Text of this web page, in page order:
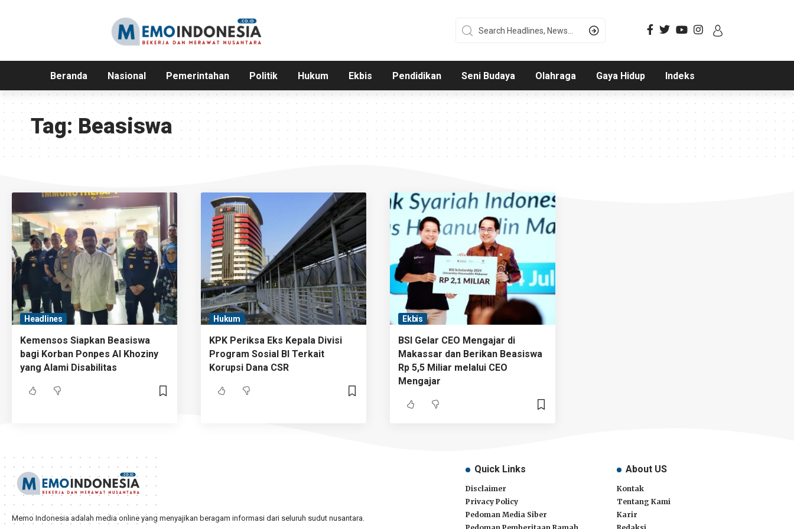
Beranda Nasional Pemerintahan Politik Hukum Ekbis Pendidikan Seni Budaya Olahraga Gaya Hidup Indeks
Tag:Beasiswa
Headlines
Kemensos Siapkan Beasiswa
bagi Korban Ponpes Al Khoziny
yang Alami Disabilitas
Hukum
KPK Periksa Eks Kepala Divisi
Program Sosial BI Terkait
Korupsi Dana CSR
Ekbis
BSI Gelar CEO Mengajar di
Makassar dan Berikan Beasiswa
Rp 5,5 Miliar melalui CEO
Mengajar
Memo Indonesia adalah media online yang menyajikan beragam informasi dari seluruh sudut nusantara.
Quick Links
Disclaimer
Privacy Policy
Pedoman Media Siber
About US
Kontak
Tentang Kami
Karir